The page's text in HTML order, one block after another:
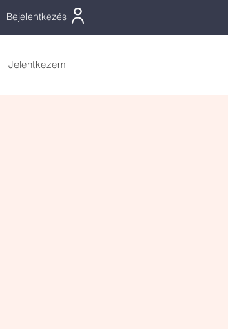
Bejelentkezés
Jelentkezem